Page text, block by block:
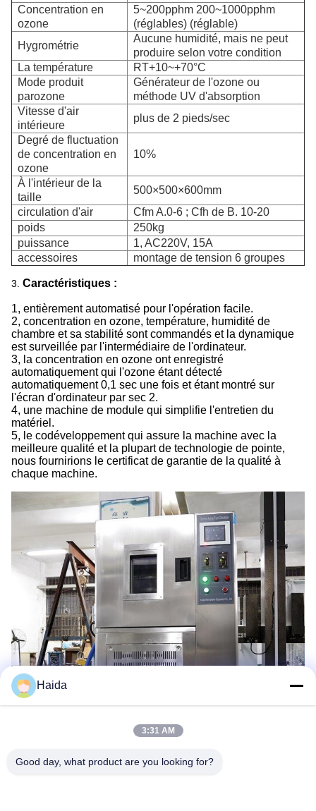
Concentration en
ozone
5~200pphm 200~1000pphm
(réglables) (réglable)
Hygrométrie
Aucune humidité, mais ne peut
produire selon votre condition
La température
RT+10~+70°C
Mode produit
parozone
Générateur de l'ozone ou
méthode UV d'absorption
Vitesse d'air
intérieure
plus de 2 pieds/sec
Degré de fluctuation
de concentration en
ozone
10%
À l'intérieur de la
taille
500×500×600mm
circulation d'air
Cfm A.0-6 ; Cfh de B. 10-20
poids
250kg
puissance
1, AC220V, 15A
accessoires
montage de tension 6 groupes
3. Caractéristiques :
1, entièrement automatisé pour l'opération facile.
2, concentration en ozone, température, humidité de
chambre et sa stabilité sont commandés et la dynamique
est surveillée par l'intermédiaire de l'ordinateur.
3, la concentration en ozone ont enregistré
automatiquement qui l'ozone étant détecté
automatiquement 0,1 sec une fois et étant montré sur
l'écran d'ordinateur par sec 2.
4, une machine de module qui simplifie l'entretien du
matériel.
5, le codéveloppement qui assure la machine avec la
meilleure qualité et la plupart de technologie de pointe,
nous fournirions le certificat de garantie de la qualité à
chaque machine.
Haida
3:31 AM
Good day, what product are you looking for?